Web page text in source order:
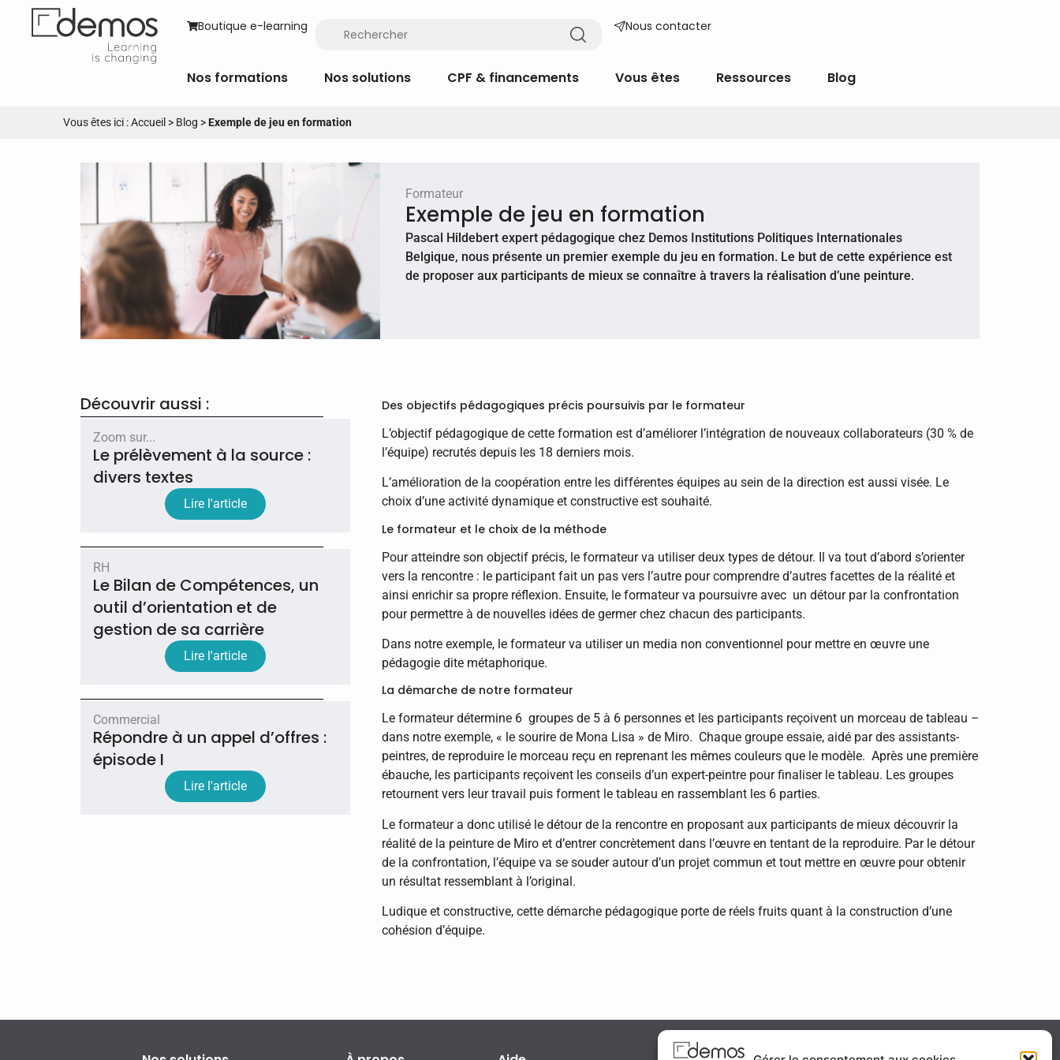
Boutique e-learning Nous contacter
Nos formations Nos solutions CPF & financements Vous êtes Ressources Blog
Vous êtes ici :Accueil > Blog >Exemple de jeu en formation
Formateur
Exemple de jeu en formation
Pascal Hildebert expert pédagogique chez Demos Institutions Politiques Internationales
Belgique, nous présente un premier exemple du jeu en formation. Le but de cette expérience est
de proposer aux participants de mieux se connaître à travers la réalisation d’une peinture.
Découvrir aussi :
Zoom sur...
Le prélèvement à la source :
divers textes
Lire l'article
RH
Le Bilan de Compétences, un
outil d’orientation et de
gestion de sa carrière
Lire l'article
Commercial
Répondre à un appel d’offres :
épisode I
Lire l'article
Des objectifs pédagogiques précis poursuivis par le formateur
L’objectif pédagogique de cette formation est d’améliorer l’intégration de nouveaux collaborateurs (30 % de
l’équipe) recrutés depuis les 18 derniers mois.
L’amélioration de la coopération entre les différentes équipes au sein de la direction est aussi visée. Le
choix d’une activité dynamique et constructive est souhaité.
Le formateur et le choix de la méthode
Pour atteindre son objectif précis, le formateur va utiliser deux types de détour. Il va tout d’abord s’orienter
vers la rencontre : le participant fait un pas vers l’autre pour comprendre d’autres facettes de la réalité et
ainsi enrichir sa propre réflexion. Ensuite, le formateur va poursuivre avec un détour par la confrontation
pour permettre à de nouvelles idées de germer chez chacun des participants.
Dans notre exemple, le formateur va utiliser un media non conventionnel pour mettre en œuvre une
pédagogie dite métaphorique.
La démarche de notre formateur
Le formateur détermine 6 groupes de 5 à 6 personnes et les participants reçoivent un morceau de tableau –
dans notre exemple, « le sourire de Mona Lisa » de Miro. Chaque groupe essaie, aidé par des assistants-
peintres, de reproduire le morceau reçu en reprenant les mêmes couleurs que le modèle. Après une première
ébauche, les participants reçoivent les conseils d’un expert-peintre pour finaliser le tableau. Les groupes
retournent vers leur travail puis forment le tableau en rassemblant les 6 parties.
Le formateur a donc utilisé le détour de la rencontre en proposant aux participants de mieux découvrir la
réalité de la peinture de Miro et d’entrer concrètement dans l’œuvre en tentant de la reproduire. Par le détour
de la confrontation, l’équipe va se souder autour d’un projet commun et tout mettre en œuvre pour obtenir
un résultat ressemblant à l’original.
Ludique et constructive, cette démarche pédagogique porte de réels fruits quant à la construction d’une
cohésion d’équipe.